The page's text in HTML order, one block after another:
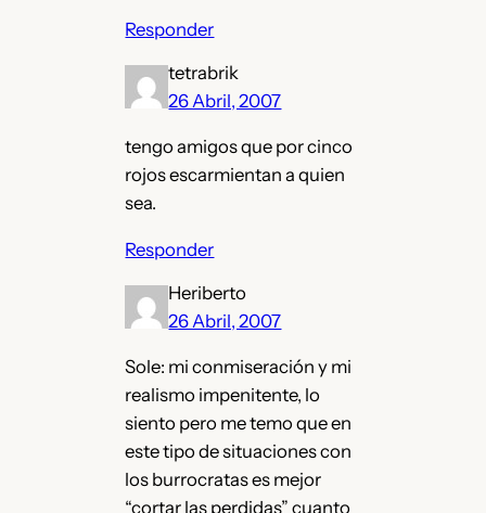
Responder
tetrabrik
26 Abril, 2007
tengo amigos que por cinco
rojos escarmientan a quien
sea.
Responder
Heriberto
26 Abril, 2007
Sole: mi conmiseración y mi
realismo impenitente, lo
siento pero me temo que en
este tipo de situaciones con
los burrocratas es mejor
“cortar las perdidas” cuanto